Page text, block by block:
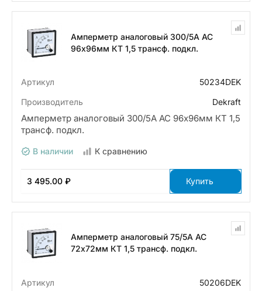
Амперметр аналоговый 300/5А AC
96х96мм КТ 1,5 трансф. подкл.
Артикул
50234DEK
Производитель
Dekraft
Амперметр аналоговый 300/5А AC 96х96мм КТ 1,5
трансф. подкл.
В наличии К сравнению
3 495.00 ₽ Купить
Амперметр аналоговый 75/5А AC
72х72мм КТ 1,5 трансф. подкл.
Артикул 50206DEK